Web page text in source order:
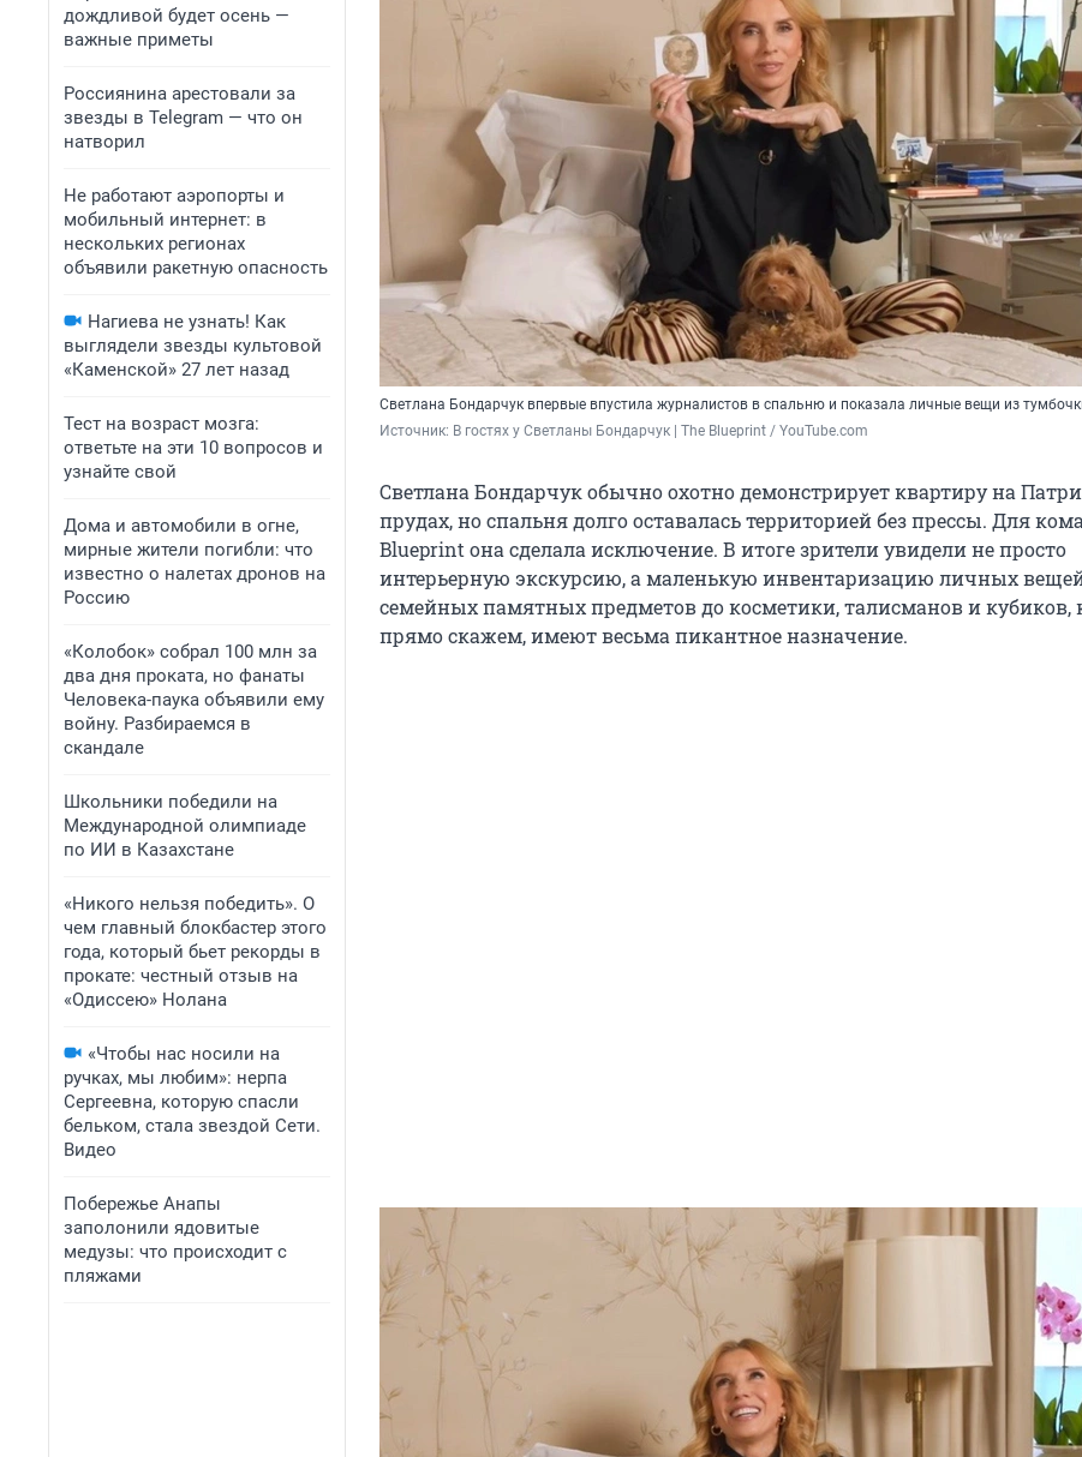
дождливой будет осень —
важные приметы
Россиянина арестовали за
звезды в Telegram — что он
натворил
Не работают аэропорты и
мобильный интернет: в
нескольких регионах
объявили ракетную опасность
Нагиева не узнать! Как
выглядели звезды культовой
«Каменской» 27 лет назад
Тест на возраст мозга:
ответьте на эти 10 вопросов и
узнайте свой
Дома и автомобили в огне,
мирные жители погибли: что
известно о налетах дронов на
Россию
«Колобок» собрал 100 млн за
два дня проката, но фанаты
Человека-паука объявили ему
войну. Разбираемся в
скандале
Школьники победили на
Международной олимпиаде
по ИИ в Казахстане
«Никого нельзя победить». О
чем главный блокбастер этого
года, который бьет рекорды в
прокате: честный отзыв на
«Одиссею» Нолана
«Чтобы нас носили на
ручках, мы любим»: нерпа
Сергеевна, которую спасли
бельком, стала звездой Сети.
Видео
Побережье Анапы
заполонили ядовитые
медузы: что происходит с
пляжами
Светлана Бондарчук впервые впустила журналистов в спальню и показала личные вещи из
Источник: В гостях у Светланы Бондарчук | The Blueprint / YouTube.com
Светлана Бондарчук обычно охотно демонстрирует квартиру на
прудах, но спальня долго оставалась территорией без прессы. Для
Blueprint она сделала исключение. В итоге зрители увидели не просто
интерьерную экскурсию, а маленькую инвентаризацию личных
семейных памятных предметов до косметики, талисманов и кубиков,
прямо скажем, имеют весьма пикантное назначение.